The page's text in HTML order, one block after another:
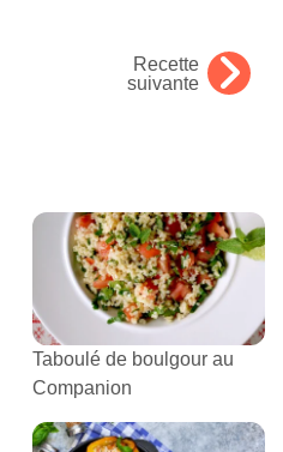
Recette
suivante
Taboulé de boulgour au
Companion